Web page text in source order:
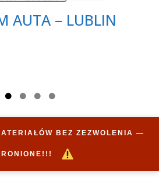
AUTA – LUBLIN
BEZ ZEZWOLENIA —